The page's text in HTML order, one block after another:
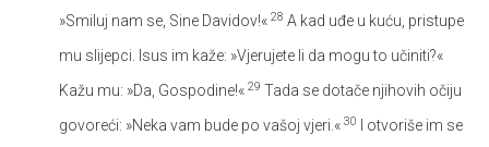
»Smiluj nam se, Sine Davidov!« 28 A kad uđe u kuću, pristupe
mu slijepci. Isus im kaže: »Vjerujete li da mogu to učiniti?«
Kažu mu: »Da, Gospodine!« 29 Tada se dotače njihovih očiju
govoreći: »Neka vam bude po vašoj vjeri.« 30
I otvoriše im se